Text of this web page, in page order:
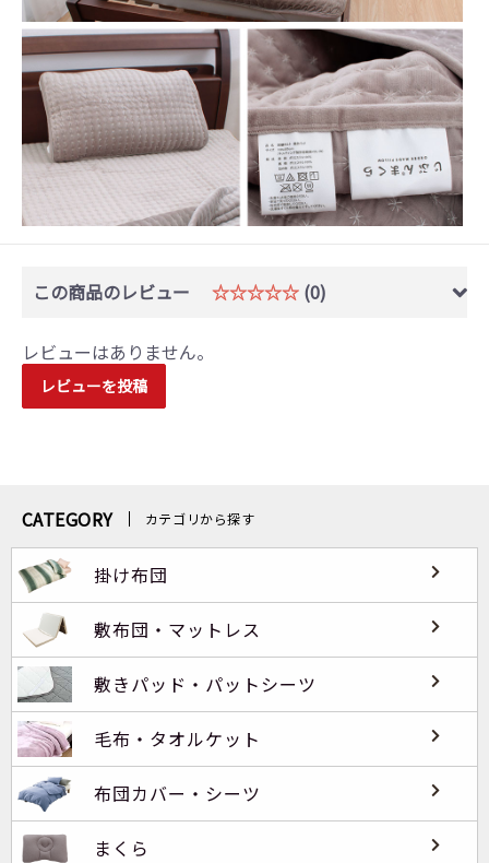
この商品のレビュー ☆☆☆☆☆ (0)
レビューはありません。
レビューを投稿
CATEGORY カテゴリから探す
掛け布団
敷布団・マットレス
敷きパッド・パットシーツ
毛布・タオルケット
布団カバー・シーツ
まくら